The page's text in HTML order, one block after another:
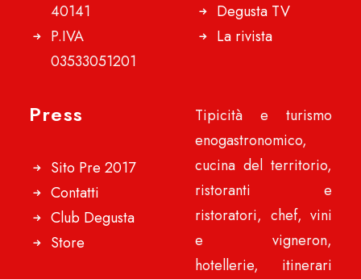
40141
P.IVA
03533051201
Degusta TV
La rivista
Press
Sito Pre 2017
Contatti
Club Degusta
Store
Tipicità e turismo
enogastronomico,
cucina del territorio,
ristoranti e
ristoratori, chef, vini
e vigneron,
hotellerie, itinerari